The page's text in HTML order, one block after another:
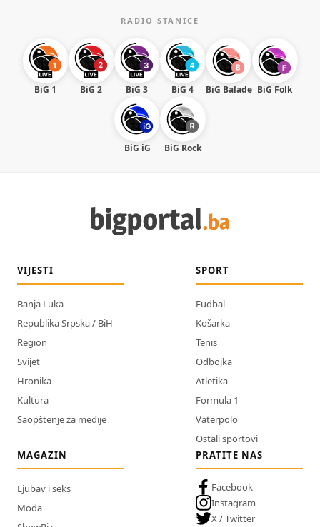
RADIO STANICE
BiG 1 BiG 2 BiG 3 BiG 4 BiG Balade BiG Folk
BiG iG BiG Rock
VIJESTI
Banja Luka
Republika Srpska / BiH
Region
Svijet
Hronika
Kultura
Saopštenje za medije
SPORT
Fudbal
Košarka
Tenis
Odbojka
Atletika
Formula 1
Vaterpolo
Ostali sportovi
MAGAZIN
Ljubav i seks
Moda
PRATITE NAS
Facebook
Instagram
X / Twitter